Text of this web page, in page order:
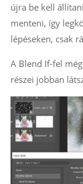
újra be kell
menteni, így
lépéseken, csak
A Blend If-fel
részei jobban